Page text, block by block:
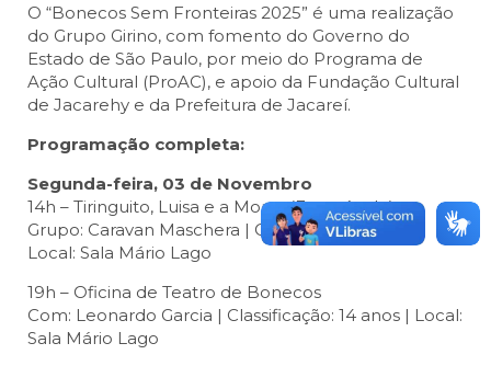
O “Bonecos Sem Fronteiras 2025” é uma realização
do Grupo Girino, com fomento do Governo do
Estado de São Paulo, por meio do Programa de
Ação Cultural (ProAC), e apoio da Fundação Cultural
de Jacarehy e da Prefeitura de Jacareí.
Programação completa:
Segunda-feira, 03 de Novembro
14h – Tiringuito, Luisa e a Morte (Espetáculo)
Grupo: Caravan Maschera | Classificação: Livre |
Local: Sala Mário Lago
19h – Oficina de Teatro de Bonecos
Com: Leonardo Garcia | Classificação: 14 anos | Local:
Sala Mário Lago